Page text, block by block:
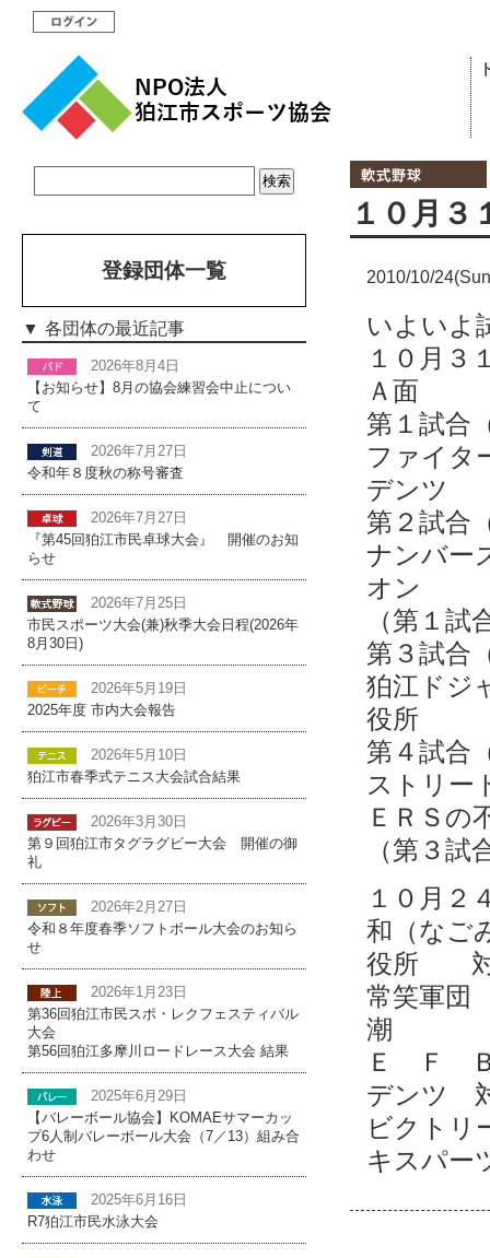
１０月３
2010/10/
いよいよ
１０月３
第１試合
ファ
デン
第２試合
ナンバ
オン
（第１
第３試合
狛江
役所
第４試合
ストリ
ＥＲＳの
（第３
１０月２
和（な
役所 対
常笑軍
潮 対
Ｅ Ｆ
デンツ
ビクト
キスパ
登録団体一覧
各団体の最近記事
2026年8月4日
【お知らせ】8月の協会練習会中止につい
て
2026年7月27日
令和年８度秋の称号審査
2026年7月27日
『第45回狛江市民卓球大会』 開催のお知
らせ
2026年7月25日
市民スポーツ大会(兼)秋季大会日程(2026年
8月30日)
2026年5月19日
2025年度 市内大会報告
2026年5月10日
狛江市春季式テニス大会試合結果
2026年3月30日
第９回狛江市タグラグビー大会 開催の御
礼
2026年2月27日
令和８年度春季ソフトボール大会のお知ら
せ
2026年1月23日
第36回狛江市民スポ・レクフェスティバル
大会
第56回狛江多摩川ロードレース大会 結果
2025年6月29日
【バレーボール協会】KOMAEサマーカッ
プ6人制バレーボール大会（7／13）組み合
わせ
2025年6月16日
R7狛江市民水泳大会